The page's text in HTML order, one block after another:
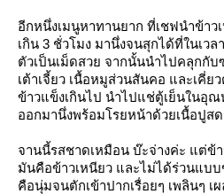
อีกหนึ่งเมนูหาทานยาก ที่เชฟนำข้าว
เกิน 3 ชั่วโมง มานึ่งจนสุกได้ที่ในเวล
ตัวเป็นเม็ดสวย จากนั้นนำไปคลุกกั
เต้าเจี้ยว เนื้อหมูส่วนสันคอ และเคี่ย
ข้าวแข็งเกินไป นำไปแช่ตู้เย็นในอุ
ออกมานึ่งพร้อมโรยหน้าด้วยเนื้อปูส
จานนี้รสชาดเหมือน บ๊ะจ่างค่ะ แต่
มันคือข้าวเหนียว และไม่ได้ร่วนแบ
คือนุ่มจนตักเข้าปากเรื่อยๆ เพลินๆ